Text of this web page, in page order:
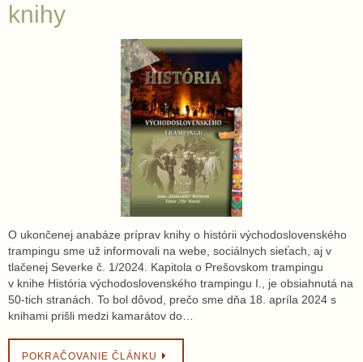
knihy
O ukončenej anabáze príprav knihy o histórii východoslovenského
trampingu sme už informovali na webe, sociálnych sieťach, aj v
tlačenej Severke č. 1/2024. Kapitola o Prešovskom trampingu
v knihe História východoslovenského trampingu I., je obsiahnutá na
50-tich stranách. To bol dôvod, prečo sme dňa 18. apríla 2024 s
knihami prišli medzi kamarátov do…
POKRAČOVANIE ČLÁNKU